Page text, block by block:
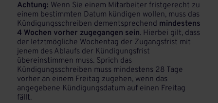
Achtung: Wenn Sie einem Mitarbeiter fristgerecht zu
einem bestimmten Datum kündigen wollen, muss das
Kündigungsschreiben dementsprechend mindestens
4 Wochen vorher zugegangen sein. Hierbei gilt, dass
der letztmögliche Wochentag der Zugangsfrist mit
jenem des Ablaufs der Kündigungsfrist
übereinstimmen muss. Sprich das
Kündigungsschreiben muss mindestens 28 Tage
vorher an einem Freitag zugehen, wenn das
angegebene Kündigungsdatum auf einen Freitag
fällt.